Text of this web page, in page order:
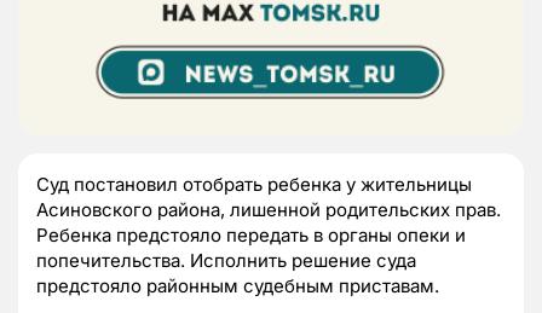
Суд постановил отобрать ребенка у жительницы
Асиновского района, лишенной родительских прав.
Ребенка предстояло передать в органы опеки и
попечительства. Исполнить решение суда
предстояло районным судебным приставам.